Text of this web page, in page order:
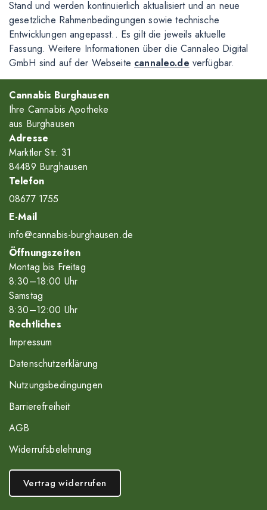
Stand und werden kontinuierlich aktualisiert und an neue
gesetzliche Rahmenbedingungen sowie technische
Entwicklungen angepasst.. Es gilt die jeweils aktuelle
Fassung. Weitere Informationen über die Cannaleo Digital
GmbH sind auf der Webseite cannaleo.de verfügbar.
Cannabis Burghausen
Ihre Cannabis Apotheke
aus Burghausen
Adresse
Marktler Str. 31
84489 Burghausen
Telefon
08677 1755
E-Mail
info@cannabis-burghausen.de
Öffnungszeiten
Montag bis Freitag
8:30–18:00 Uhr
Samstag
8:30–12:00 Uhr
Rechtliches
Impressum
Datenschutzerklärung
Nutzungsbedingungen
Barrierefreiheit
AGB
Widerrufsbelehrung
Vertrag widerrufen